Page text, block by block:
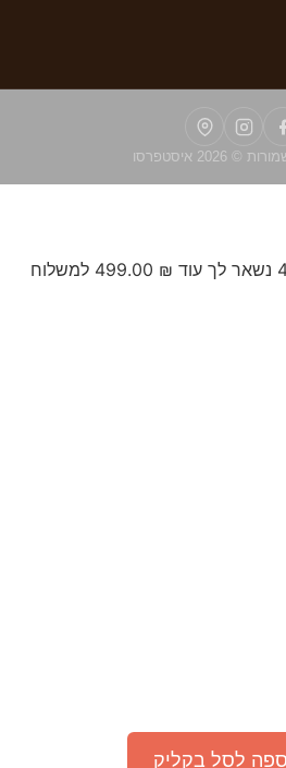
איסטפרסו
נשאר לך עוד ₪
למשלוח
לאור המצב
לסל בקליק